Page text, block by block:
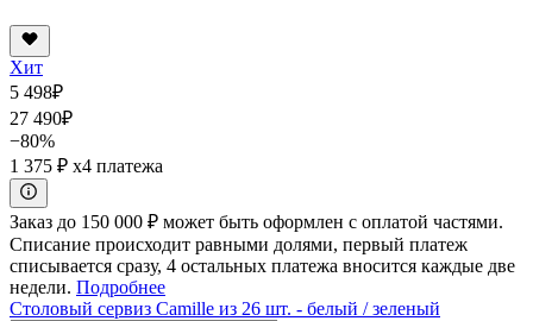
Хит
5 498₽
27 490₽
−80%
1 375 ₽ x4 платежа
Заказ до 150 000 ₽ может быть оформлен с оплатой частями.
Списание происходит равными долями, первый платеж
списывается сразу, 4 остальных платежа вносится каждые две
недели. Подробнее
Столовый сервиз Camille из 26 шт. - белый / зеленый